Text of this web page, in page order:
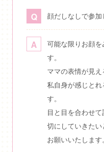
顔だしなしで参
可能な限りお顔
す。
ママの表情が見
私自身が感じと
す。
目と目を合わせ
切にしていきた
お願いいたします。